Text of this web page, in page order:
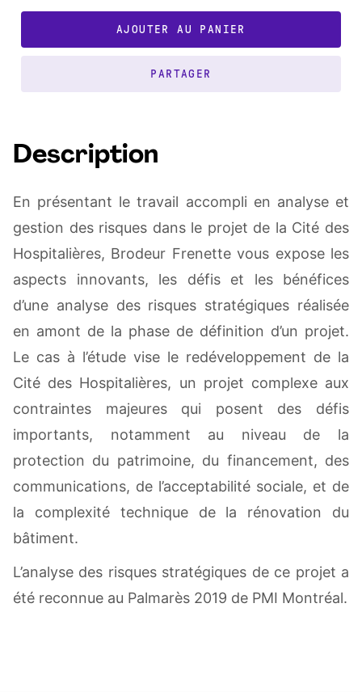
AJOUTER AU PANIER
PARTAGER
Description
En présentant le travail accompli en analyse et
gestion des risques dans le projet de la Cité des
Hospitalières, Brodeur Frenette vous expose les
aspects innovants, les défis et les bénéfices
d’une analyse des risques stratégiques réalisée
en amont de la phase de définition d’un projet.
Le cas à l’étude vise le redéveloppement de la
Cité des Hospitalières, un projet complexe aux
contraintes majeures qui posent des défis
importants, notamment au niveau de la
protection du patrimoine, du financement, des
communications, de l’acceptabilité sociale, et de
la complexité technique de la rénovation du
bâtiment.
L’analyse des risques stratégiques de ce projet a
été reconnue au Palmarès 2019 de PMI Montréal.